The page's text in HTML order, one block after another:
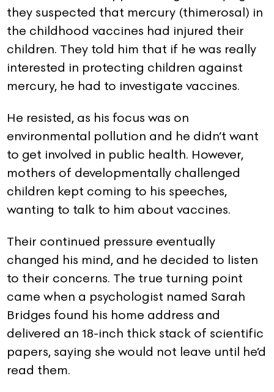
they suspected that mercury (thimerosal) in
the childhood vaccines had injured their
children. They told him that if he was really
interested in protecting children against
mercury, he had to investigate vaccines.
He resisted, as his focus was on
environmental pollution and he didn’t want
to get involved in public health. However,
mothers of developmentally challenged
children kept coming to his speeches,
wanting to talk to him about vaccines.
Their continued pressure eventually
changed his mind, and he decided to listen
to their concerns. The true turning point
came when a psychologist named Sarah
Bridges found his home address and
delivered an 18-inch thick stack of scientific
papers, saying she would not leave until he’d
read them.